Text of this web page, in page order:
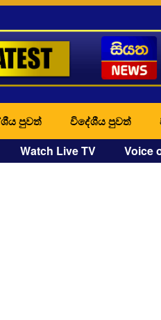
පුවත් විදේශීය පුවත්
Watch Live TV Voice